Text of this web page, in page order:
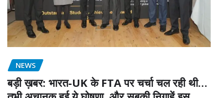
NEWS
बड़ी ख़बर: भारत-UK के FTA पर चर्चा चल रही थी…